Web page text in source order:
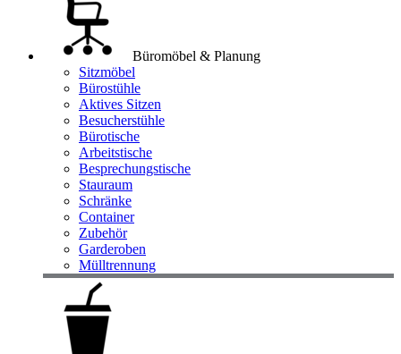
Büromöbel & Planung
Sitzmöbel
Bürostühle
Aktives Sitzen
Besucherstühle
Bürotische
Arbeitstische
Besprechungstische
Stauraum
Schränke
Container
Zubehör
Garderoben
Mülltrennung